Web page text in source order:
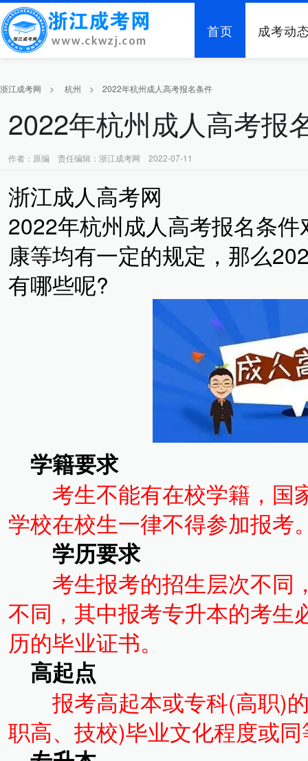
首页 成考动
浙江成考网 > 杭州 > 2022年杭州成人高考报名条件
2022年杭州成人高考报
作者：原编 责任编辑：浙江成考网 2022-07-11
浙江成人高考网
2022年杭州成人高考报名条
康等均有一定的规定，那么
有哪些呢?
学籍要求
考生不能有在校学籍，国
学校在校生一律不得参加报考
学历要求
考生报考的招生层次不同
不同，其中报考专升本的考生
历的毕业证书。
高起点
报考高起本或专科(高职)
职高、技校)毕业文化程度或